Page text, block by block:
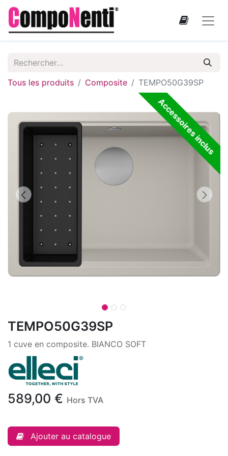
Tous les produits Composite TEMPO50G39SP
Accessoires inclus
TEMPO50G39SP
1 cuve en composite. BIANCO SOFT
589,00 € Hors TVA
Ajouter au catalogue